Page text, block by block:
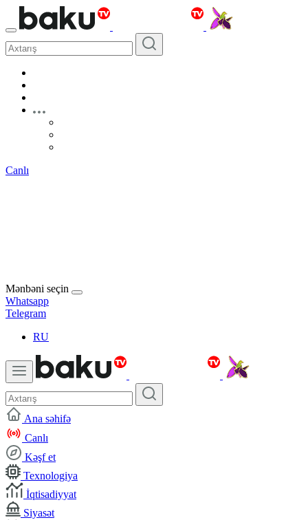
Canlı
Mənbəni seçin
Whatsapp
Telegram
RU
Ana səhifə
Canlı
Kəşf et
Texnologiya
İqtisadiyyat
Siyasət